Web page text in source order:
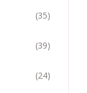
(35)
(39)
(24)